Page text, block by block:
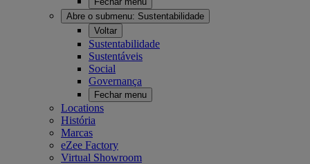
Abre o submenu: Sustentabilidade
Voltar
Sustentabilidade
Sustentáveis
Social
Governança
Fechar menu
Locations
História
Marcas
eZee Factory
Virtual Showroom